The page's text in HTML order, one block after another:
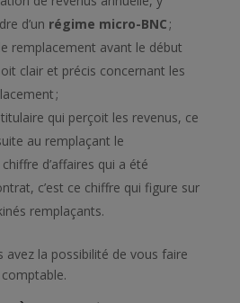
d’un régime micro-BNC ;
remplacement avant le début
clair et précis concernant les
;
qui perçoit les revenus, ce
au remplaçant le
d’affaires qui a été
c’est ce chiffre qui figure sur
remplaçants.
avez la possibilité de vous faire